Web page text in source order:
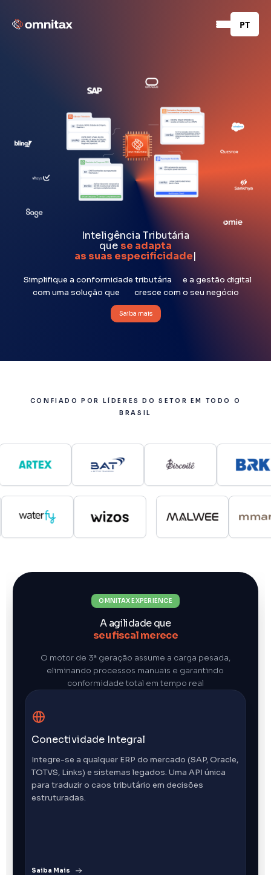
PT
Inteligência Tributária
que se adapta
as suas especif|
Simplifique a conformidade tributária e a gestão digital
com uma solução que cresce com o seu negócio
Saiba mais
CONFIADO POR LÍDERES DO SETOR EM TODO O
BRASIL
OMNITAX EXPERIENCE
A agilidade que
seu fiscal merece
O motor de 3ª geração assume a carga pesada,
eliminando processos manuais e garantindo
conformidade total em tempo real
Conectividade Integral
Integre-se a qualquer ERP do mercado (SAP, Oracle,
TOTVS, Links) e sistemas legados. Uma API única
para traduzir o caos tributário em decisões
estruturadas.
Saiba Mais